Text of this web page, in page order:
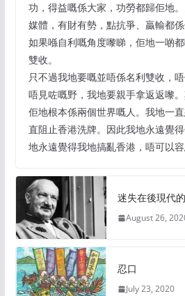
功，得益嘅係大家，功勞都歸佢地
媒體，有財有勢，點抗爭、贏輸都係
如果喺自利嘅角度嚟睇，佢地一啲
雙收。
只不過我地要嘅並唔係名利雙收，
唔見咗嘅野，我地要親手拿返返嚟
佢地根本係兩個世界嘅人。我地一
直阻止香港洗牌。因此我地永遠覺
地永遠覺得我地搞亂香港，唔可以容
迷失在後現代
August 26,
忍口
July 23, 2020